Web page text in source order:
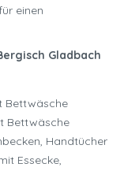
einen
Gladbach
Bettwäsche
Bettwäsche
Handtücher
Essecke,